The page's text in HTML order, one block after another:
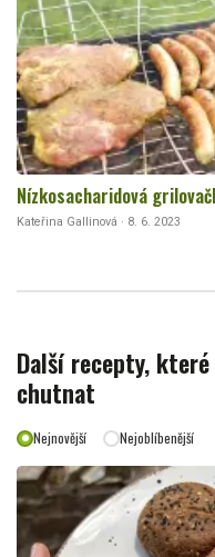
Nízkosacharidová
Kateřina Gallinová · 8. 6. 2023
Další recepty,
chutnat
Nejnovější Nejoblíbenější